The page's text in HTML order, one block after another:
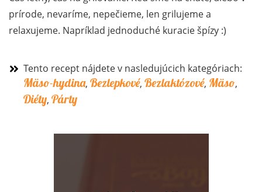
prírode, nevaríme, nepečieme, len grilujeme a
relaxujeme. Napríklad jednoduché kuracie špízy :)
Tento recept nájdete v nasledujúcich kategóriach:
Mäso-hydina, Bezlepkové, Bezlaktózové, Mäso,
Diéty, Párty